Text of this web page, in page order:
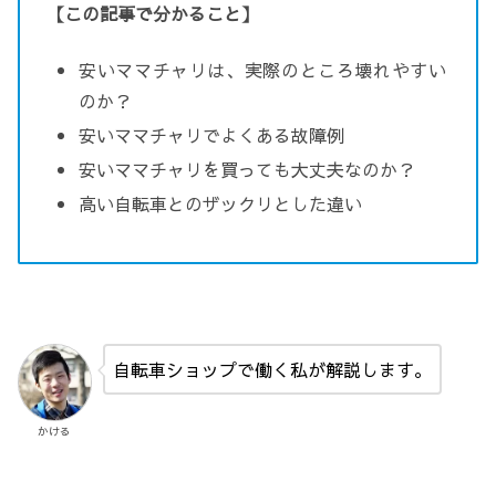
【この記事で分かること】
安いママチャリは、実際のところ壊れやすい
のか？
安いママチャリでよくある故障例
安いママチャリを買っても大丈夫なのか？
高い自転車とのザックリとした違い
かける
自転車ショップで働く私が解説します。